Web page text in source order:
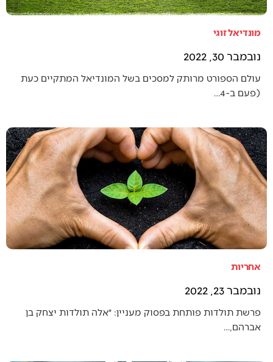
מונדיאל זוגי
נובמבר 30, 2022
עולם הספורט מרותק למסכים בשל המונדיאל המתקיים כעת
(פעם ב-4…
אחריות
נובמבר 23, 2022
פרשת תולדות פותחת בפסוק מעניין: ״אלה תולדות יצחק בן
אברהם,…